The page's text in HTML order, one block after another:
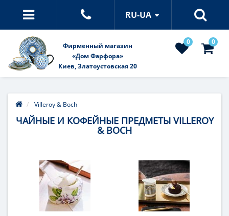
RU-UA
Фирменный магазин
«Дом Фарфора»
Киев, Златоустовская 20
0 0
Villeroy & Boch
ЧАЙНЫЕ И КОФЕЙНЫЕ ПРЕДМЕТЫ VILLEROY
& BOCH